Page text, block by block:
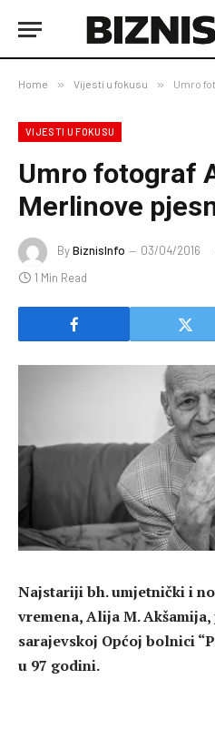
Home » Vijesti u fokusu » Umro
VIJESTI U FOKUSU
Umro fotograf
Merlinove
ByBiznisInfo 03/04/2016
1 Min Read
Najstariji bh. umjetnički i
vremena, Alija M.
sarajevskoj Općoj bolnici
u 97 godini.